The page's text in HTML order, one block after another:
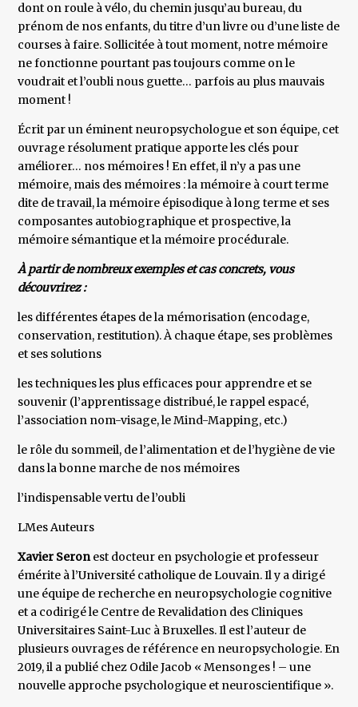
dont on roule à vélo, du chemin jusqu’au bureau, du
prénom de nos enfants, du titre d’un livre ou d’une liste de
courses à faire. Sollicitée à tout moment, notre mémoire
ne fonctionne pourtant pas toujours comme on le
voudrait et l’oubli nous guette… parfois au plus mauvais
moment !
Écrit par un éminent neuropsychologue et son équipe, cet
ouvrage résolument pratique apporte les clés pour
améliorer… nos mémoires ! En effet, il n’y a pas une
mémoire, mais des mémoires : la mémoire à court terme
dite de travail, la mémoire épisodique à long terme et ses
composantes autobiographique et prospective, la
mémoire sémantique et la mémoire procédurale.
À partir de nombreux exemples et cas concrets, vous
découvrirez :
les différentes étapes de la mémorisation (encodage,
conservation, restitution). À chaque étape, ses problèmes
et ses solutions
les techniques les plus efficaces pour apprendre et se
souvenir (l’apprentissage distribué, le rappel espacé,
l’association nom-visage, le Mind-Mapping, etc.)
le rôle du sommeil, de l’alimentation et de l’hygiène de vie
dans la bonne marche de nos mémoires
l’indispensable vertu de l’oubli
LMes Auteurs
Xavier Seronest docteur en psychologie et professeur
émérite à l’Université catholique de Louvain. Il y a dirigé
une équipe de recherche en neuropsychologie cognitive
et a codirigé le Centre de Revalidation des Cliniques
Universitaires Saint-Luc à Bruxelles. Il est l’auteur de
plusieurs ouvrages de référence en neuropsychologie. En
2019, il a publié chez Odile Jacob « Mensonges ! – une
nouvelle approche psychologique et neuroscientifique ».